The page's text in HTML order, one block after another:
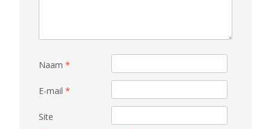
Naam *
E-mail *
Site